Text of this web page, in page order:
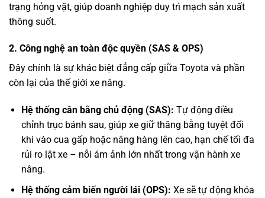
trạng hỏng vặt, giúp doanh nghiệp duy trì mạch sản xuất
thông suốt.
2. Công nghệ an toàn độc quyền (SAS & OPS)
Đây chính là sự khác biệt đẳng cấp giữa Toyota và phần
còn lại của thế giới xe nâng.
Hệ thống cân bằng chủ động (SAS): Tự động điều
chỉnh trục bánh sau, giúp xe giữ thăng bằng tuyệt đối
khi vào cua gấp hoặc nâng hàng lên cao, hạn chế tối đa
rủi ro lật xe – nỗi ám ảnh lớn nhất trong vận hành xe
nâng.
Hệ thống cảm biến người lái (OPS): Xe sẽ tự động khóa